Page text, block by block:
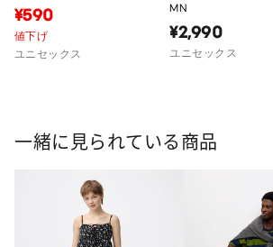
¥590
値下げ
ユニセックス
MN
¥2,990
ユニセックス
一緒に見られている商品